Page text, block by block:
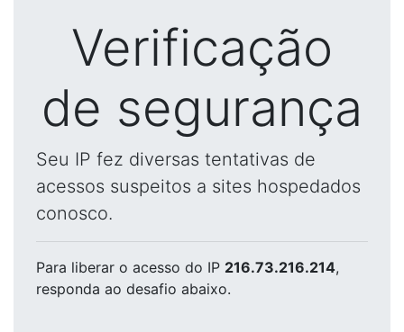
Verificação
de segurança
Seu IP fez diversas tentativas de
acessos suspeitos a sites hospedados
conosco.
Para liberar o acesso do IP 216.73.216.214,
responda ao desafio abaixo.